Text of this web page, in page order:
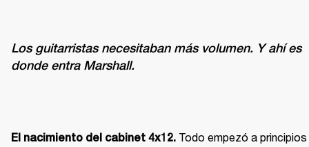
Los guitarristas necesitaban más volumen. Y ahí es
donde entra Marshall.
El nacimiento del cabinet 4x12. Todo empezó a principios